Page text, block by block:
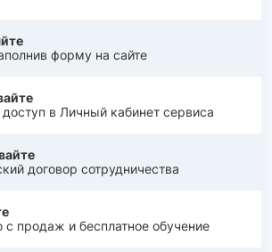
форму на сайте
в Личный кабинет сервиса
договор сотрудничества
продаж и бесплатное обучение